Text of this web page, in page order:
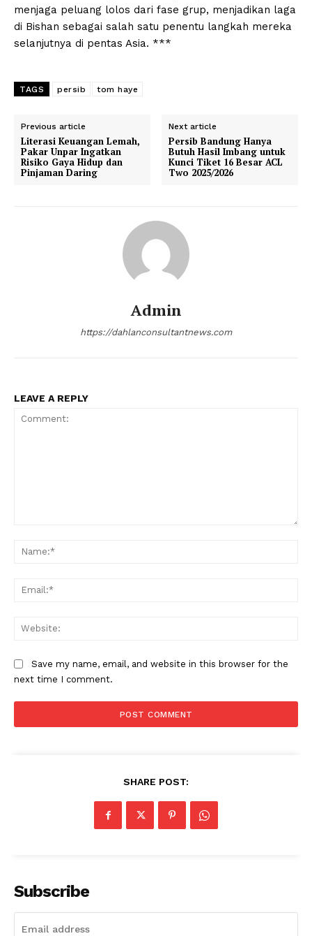
menjaga peluang lolos dari fase grup, menjadikan laga
di Bishan sebagai salah satu penentu langkah mereka
selanjutnya di pentas Asia. ***
TAGS persib tom haye
Previous article
Literasi Keuangan Lemah,
Pakar Unpar Ingatkan
Risiko Gaya Hidup dan
Pinjaman Daring
Next article
Persib Bandung Hanya
Butuh Hasil Imbang untuk
Kunci Tiket 16 Besar ACL
Two 2025/2026
Admin
https://dahlanconsultantnews.com
LEAVE A REPLY
Save my name, email, and website in this browser for the
next time I comment.
SHARE POST:
Subscribe